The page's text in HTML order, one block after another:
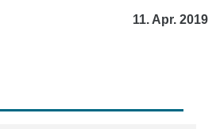
11. Apr. 2019